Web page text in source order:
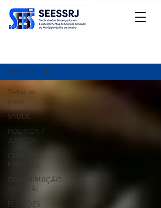
Todos os
posts
SAÚDE
POLITICA /
JUSTIÇA
CURSOS E
EVENTOS
CONTRIBUIÇÃO
SINDICAL
ELEIÇÕES
ELEIÇÕES